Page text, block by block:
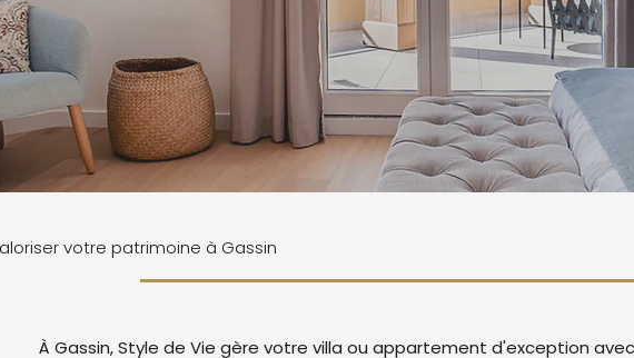
votre patrimoine à Gassin
À Gassin, Style de Vie gère votre villa ou appartement d'exception